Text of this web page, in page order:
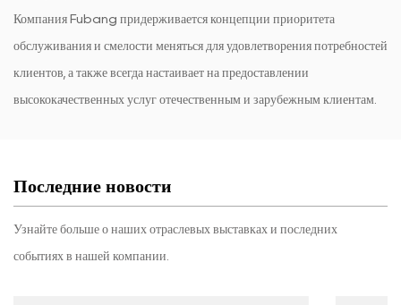
Компания Fubang придерживается концепции приоритета
обслуживания и смелости меняться для удовлетворения потребностей
клиентов, а также всегда настаивает на предоставлении
высококачественных услуг отечественным и зарубежным клиентам.
Последние новости
Узнайте больше о наших отраслевых выставках и последних
событиях в нашей компании.